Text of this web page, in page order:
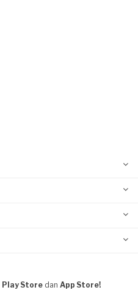
Play Store dan App Store!